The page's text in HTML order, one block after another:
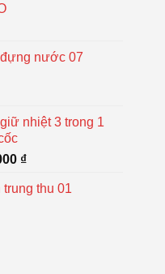
nước 07
nhiệt 3 trong 1
₫
trung thu 01